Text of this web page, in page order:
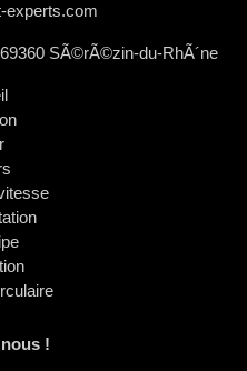
experts.com
SÃ©rÃ©zin-du-RhÃ´ne
!